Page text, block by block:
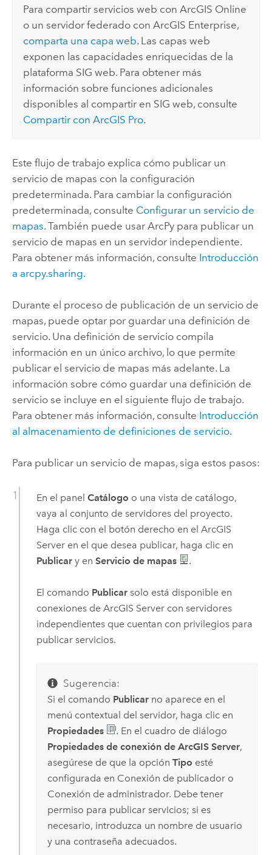
Para compartir servicios web conArcGIS Online
o un servidor federado conArcGIS Enterprise,
comparta una capa web. Las capas web
exponen las capacidades enriquecidas de la
plataforma SIG web. Para obtener más
información sobre funciones adicionales
disponibles al compartir en SIG web, consulte
Compartir conArcGIS Pro.
Este flujo de trabajo explica cómo publicar un
servicio de mapas con la configuración
predeterminada. Para cambiar la configuración
predeterminada, consulte Configurar un servicio de
mapas. También puede usar ArcPy para publicar un
servicio de mapas en un servidor independiente.
Para obtener más información, consulte Introducción
a arcpy.sharing.
Durante el proceso de publicación de un servicio de
mapas, puede optar por guardar una definición de
servicio. Una definición de servicio compila
información en un único archivo, lo que permite
publicar el servicio de mapas más adelante. La
información sobre cómo guardar una definición de
servicio se incluye en el siguiente flujo de trabajo.
Para obtener más información, consulte Introducción
al almacenamiento de definiciones de servicio.
Para publicar un servicio de mapas, siga estos pasos:
En el panel Catálogo o una vista de catálogo,
vaya al conjunto de servidores del proyecto.
Haga clic con el botón derecho en el ArcGIS
Serveren el que desea publicar, haga clic en
Publicary en Servicio de mapas .
El comando Publicarsolo está disponible en
conexiones de ArcGIS Servercon servidores
independientes que cuentan con privilegios para
publicar servicios.
Sugerencia:
Si el comando Publicarno aparece en el
menú contextual del servidor, haga clic en
Propiedades
. En el cuadro de diálogo
Propiedades de conexión de ArcGIS Server,
asegúrese de que la opción Tipo esté
configurada en Conexión de publicador o
Conexión de administrador. Debe tener
permiso para publicar servicios; si es
necesario, introduzca un nombre de usuario
y una contraseña adecuados.